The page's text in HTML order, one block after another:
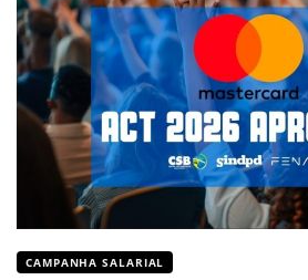
CAMPANHA SALARIAL